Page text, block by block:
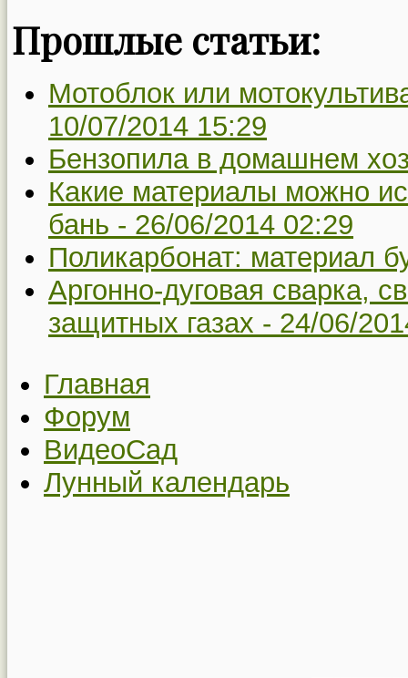
Прошлые статьи:
Мотоблок или
10/07/2014 15:29
Бензопила в домашнем
Какие материалы можно
бань - 26/06/2014 02:29
Поликарбонат: материал
Аргонно-дуговая сварка,
защитных газах - 24/06/
Главная
Форум
ВидеоСад
Лунный календарь